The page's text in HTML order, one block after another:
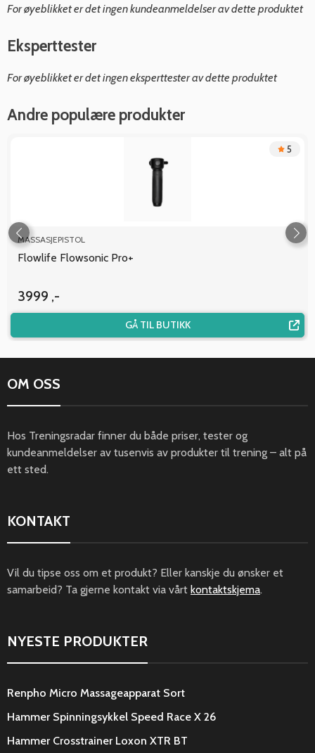
For øyeblikket er det ingen kundeanmeldelser av dette produktet
Eksperttester
For øyeblikket er det ingen eksperttester av dette produktet
Andre populære produkter
5
MASSASJEPISTOL
Flowlife Flowsonic Pro+
3999 ,-
GÅ TIL BUTIKK
OM OSS
Hos Treningsradar finner du både priser, tester og
kundeanmeldelser av tusenvis av produkter til trening – alt på
ett sted.
KONTAKT
Vil du tipse oss om et produkt? Eller kanskje du ønsker et
samarbeid? Ta gjerne kontakt via vårt kontaktskjema.
NYESTE PRODUKTER
Renpho Micro Massageapparat Sort
Hammer Spinningsykkel Speed Race X 26
Hammer Crosstrainer Loxon XTR BT